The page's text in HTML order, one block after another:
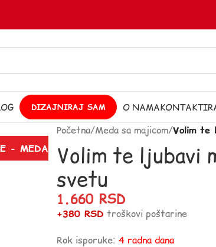
DIZAJNIRAJ SAM O NAMA
- MEDA
Početna/Meda sa majicom/Volim te
Volim te ljubavi
svetu
1.660 RSD
+380 RSD troškovi poštarine
Rok isporuke: 4 radna dana